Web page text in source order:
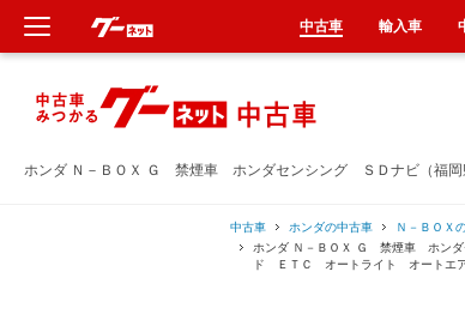
ホンダ Ｎ－ＢＯＸ Ｇ 禁煙車 ホンダセンシング ＳＤナビ（福岡
中古車 ホンダの中古車 Ｎ－ＢＯＸ
ホンダ Ｎ－ＢＯＸ Ｇ 禁煙車 ホン
ド ＥＴＣ オートライト オートエ
中古車 輸入車
新車
中古車